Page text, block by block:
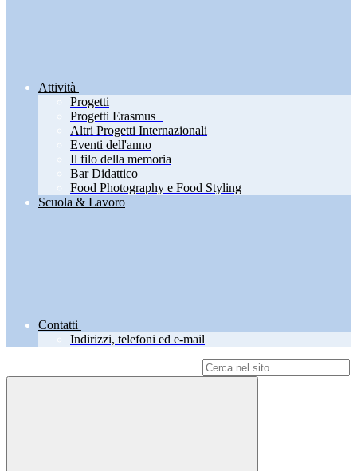
Attività
Progetti
Progetti Erasmus+
Altri Progetti Internazionali
Eventi dell'anno
Il filo della memoria
Bar Didattico
Food Photography e Food Styling
Scuola & Lavoro
Contatti
Indirizzi, telefoni ed e-mail